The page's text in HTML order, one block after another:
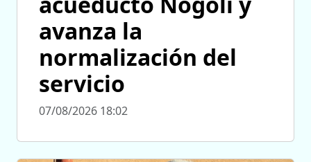
avanza la
normalización del
servicio
07/08/2026 18:02